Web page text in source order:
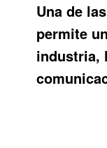
Una de
permite
industria,